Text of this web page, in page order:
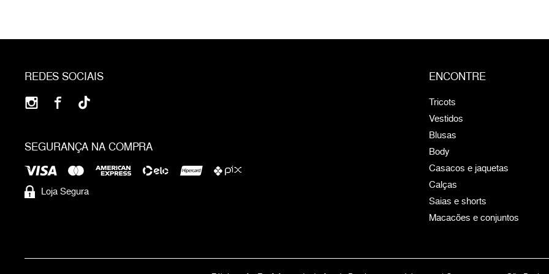
REDES SOCIAIS
SEGURANÇA NA COMPRA
Loja Segura
ENCONTRE
Tricots
Vestidos
Blusas
Body
Casacos e jaquetas
Calças
Saias e shorts
Macacões e conjuntos